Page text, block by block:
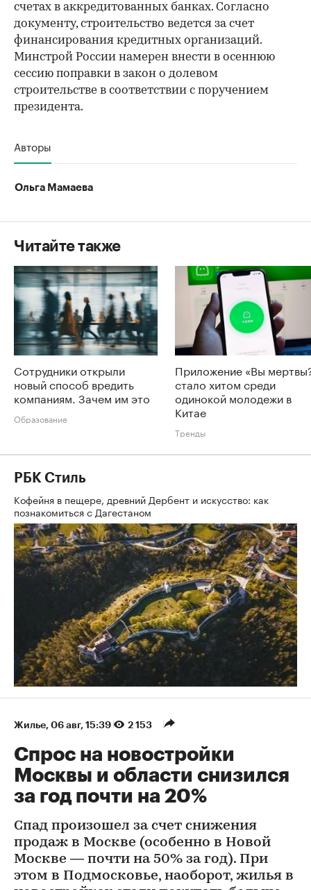
счетах в аккредитованных банках. Согласно
документу, строительство ведется за счет
финансирования кредитных организаций.
Минстрой России намерен внести в осеннюю
сессию поправки в закон о долевом
строительстве в соответствии с поручением
президента.
Авторы
Ольга Мамаева
Читайте также
Сотрудники открыли
новый способ вредить
компаниям. Зачем им это
Образование
Приложение «Вы
стало хитом среди
одинокой молодежи в
Китае
Тренды
РБК Стиль
Кофейня в пещере, древний Дербент и искусство: как
познакомиться с Дагестаном
Жилье⁠, 06 авг, 15:39 2 153
Спрос на новостройки
Москвы и области снизился
за год почти на 20%
Спад произошел за счет снижения
продаж в Москве (особенно в Новой
Москве — почти на 50% за год). При
этом в Подмосковье, наоборот, жилья в